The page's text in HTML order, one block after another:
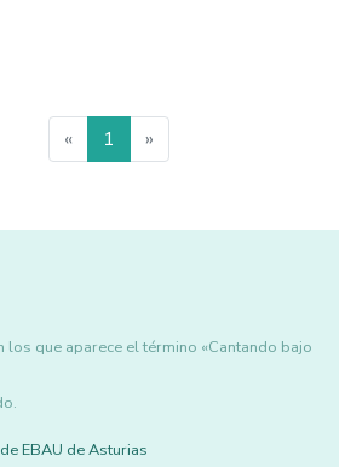
« 1 »
los que aparece el término «Cantando bajo
EBAU de Asturias